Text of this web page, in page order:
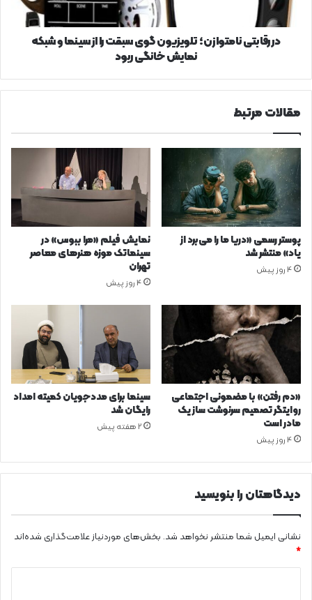
سینما
خانگی
در رقابتی نامتوازن؛ تلویزیون گوی سبقت را از سینما و شبکه
نمایش خانگی ربود
مقالات مرتبط
پوستر رسمی «دریا ما را می‌برد از
یاد» منتشر شد
4 روز پیش
نمایش فیلم «مرا ببوس» در
سینماتک موزه هنرهای معاصر
تهران
4 روز پیش
«دم رفتن» با مضمونی اجتماعی
روایتگر تصمیم سرنوشت ساز یک
مادر است
4 روز پیش
سینما برای مددجویان کمیته امداد
رایگان شد
2 هفته پیش
دیدگاهتان را بنویسید
نشانی ایمیل شما منتشر نخواهد شد. بخش‌های موردنیاز علامت‌گذاری شده‌اند
*